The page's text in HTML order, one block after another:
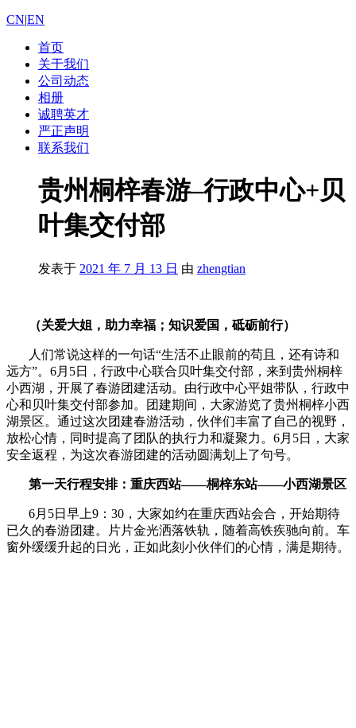
CN|EN
首页
关于我们
公司动态
相册
诚聘英才
严正声明
联系我们
贵州桐梓春游–行政中心+贝
叶集交付部
发表于 2021 年 7 月 13 日 由 zhengtian
（关爱大姐，助力幸福；知识爱国，砥砺前行）
人们常说这样的一句话“生活不止眼前的苟且，还有诗和
远方”。6月5日，行政中心联合贝叶集交付部，来到贵州桐梓
小西湖，开展了春游团建活动。由行政中心平姐带队，行政中
心和贝叶集交付部参加。团建期间，大家游览了贵州桐梓小西
湖景区。通过这次团建春游活动，伙伴们丰富了自己的视野，
放松心情，同时提高了团队的执行力和凝聚力。6月5日，大家
安全返程，为这次春游团建的活动圆满划上了句号。
第一天行程安排：重庆西站——桐梓东站——小西湖景区
6月5日早上9：30，大家如约在重庆西站会合，开始期待
已久的春游团建。片片金光洒落铁轨，随着高铁疾驰向前。车
窗外缓缓升起的日光，正如此刻小伙伴们的心情，满是期待。